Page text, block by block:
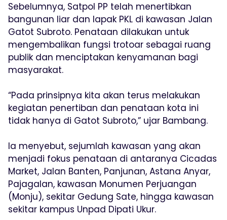
Sebelumnya, Satpol PP telah menertibkan
bangunan liar dan lapak PKL di kawasan Jalan
Gatot Subroto. Penataan dilakukan untuk
mengembalikan fungsi trotoar sebagai ruang
publik dan menciptakan kenyamanan bagi
masyarakat.
“Pada prinsipnya kita akan terus melakukan
kegiatan penertiban dan penataan kota ini
tidak hanya di Gatot Subroto,” ujar Bambang.
Ia menyebut, sejumlah kawasan yang akan
menjadi fokus penataan di antaranya Cicadas
Market, Jalan Banten, Panjunan, Astana Anyar,
Pajagalan, kawasan Monumen Perjuangan
(Monju), sekitar Gedung Sate, hingga kawasan
sekitar kampus Unpad Dipati Ukur.